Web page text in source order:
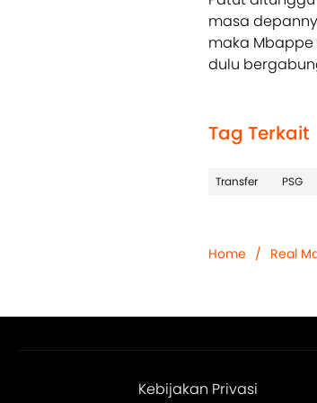
masa
maka
dulu
Tag Terkait
Transfer PSG
Home / Real
Kebijakan Privasi